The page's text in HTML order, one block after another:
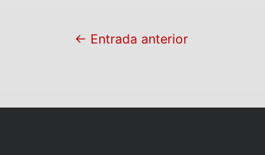
← Entrada anterior